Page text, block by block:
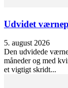
Udvidet
5. august 2026
Den udvidede
måneder og med
et vigtigt skridt...